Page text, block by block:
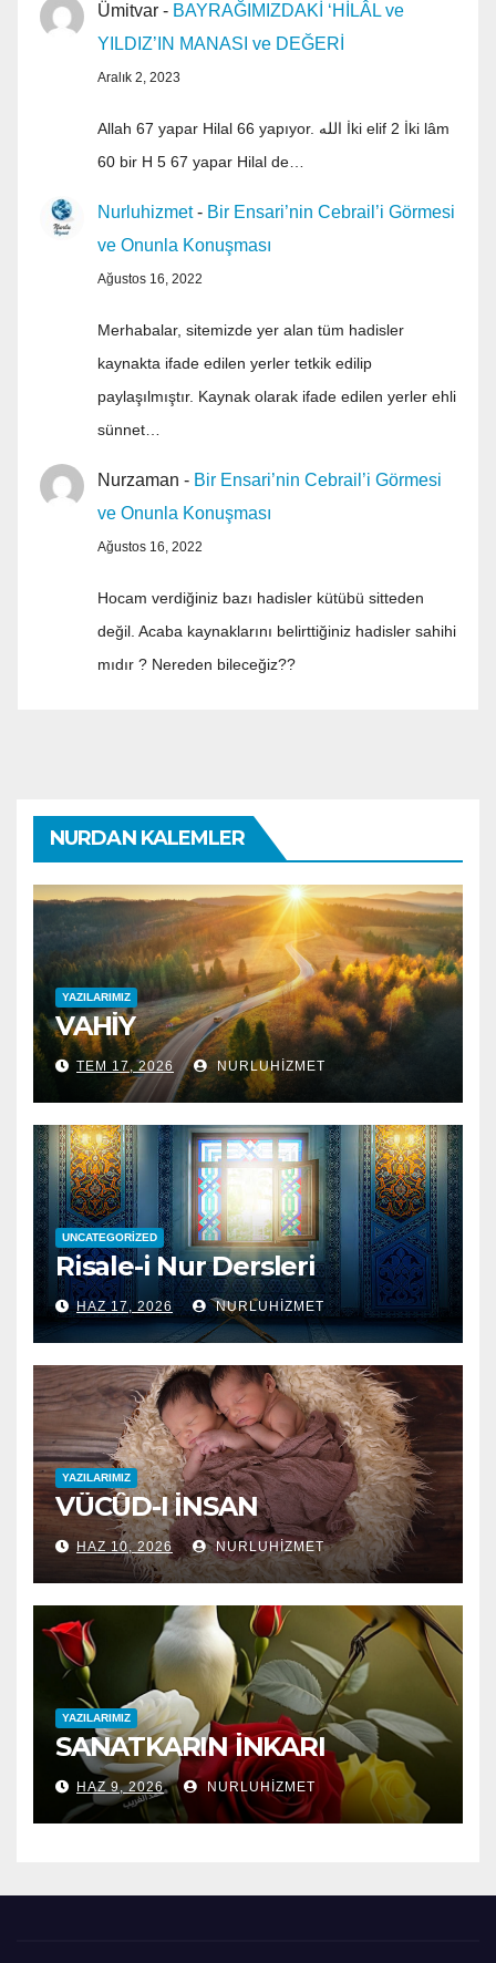
Ümitvar - BAYRAĞIMIZDAKİ ‘HİLÂL ve
YILDIZ’IN MANASI ve DEĞERİ
Aralık 2, 2023
Allah 67 yapar Hilal 66 yapıyor. الله İki elif 2 İki lâm
60 bir H 5 67 yapar Hilal de…
Nurluhizmet- Bir Ensari’nin Cebrail’i Görmesi
ve Onunla Konuşması
Ağustos 16, 2022
Merhabalar, sitemizde yer alan tüm hadisler
kaynakta ifade edilen yerler tetkik edilip
paylaşılmıştır. Kaynak olarak ifade edilen yerler ehli
sünnet…
Nurzaman - Bir Ensari’nin Cebrail’i Görmesi
ve Onunla Konuşması
Ağustos 16, 2022
Hocam verdiğiniz bazı hadisler kütübü sitteden
değil. Acaba kaynaklarını belirttiğiniz hadisler sahihi
mıdır ? Nereden bileceğiz??
NURDAN KALEMLER
YAZILARIMIZ
VAHİY
TEM 17, 2026 NURLUHIZMET
UNCATEGORIZED
Risale-i Nur Dersleri
HAZ 17, 2026 NURLUHIZMET
YAZILARIMIZ
VÜCÛD-I İNSAN
HAZ 10, 2026 NURLUHIZMET
YAZILARIMIZ
SANATKARIN İNKARI
HAZ 9, 2026 NURLUHIZMET